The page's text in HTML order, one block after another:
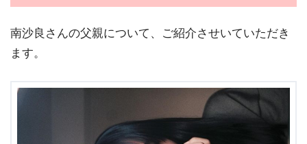
南沙良さんの父親について、ご紹介させいていただき
ます。